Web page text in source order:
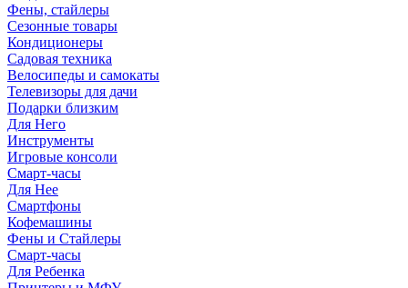
Фены, стайлеры
Сезонные товары
Кондиционеры
Садовая техника
Велосипеды и самокаты
Телевизоры для дачи
Подарки близким
Для Него
Инструменты
Игровые консоли
Смарт-часы
Для Нее
Смартфоны
Кофемашины
Фены и Стайлеры
Смарт-часы
Для Ребенка